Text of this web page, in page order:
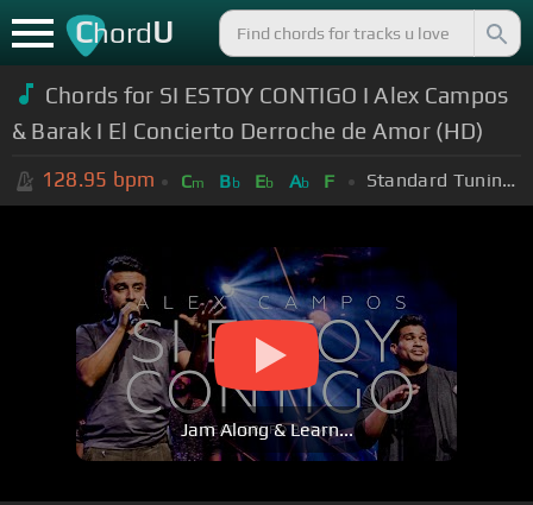
ChordU
Chords for SI ESTOY CONTIGO I Alex Campos
& Barak I El Concierto Derroche de Amor (HD)
128.95 bpm Cm Bb Eb Ab F Standard Tuning (EADGBE)
Jam Along & Learn...